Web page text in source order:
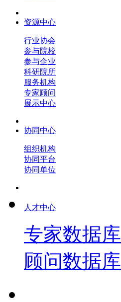
资源中心
行业协会
参与院校
参与企业
科研院所
服务机构
专家顾问
展示中心
协同中心
组织机构
协同平台
协同单位
人才中心
专家数据库
顾问数据库